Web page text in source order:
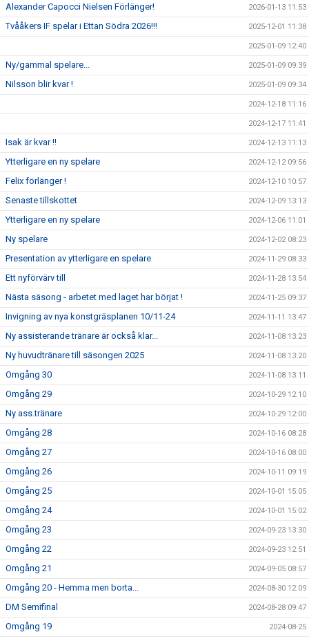
Alexander Capocci Nielsen Förlänger! 2026-01-13 11:53
Tvååkers IF spelar i Ettan Södra 2026!!! 2025-12-01 11:38
2025-01-09 12:40
Ny/gammal spelare... 2025-01-09 09:39
Nilsson blir kvar ! 2025-01-09 09:34
2024-12-18 11:16
2024-12-17 11:41
Isak är kvar !! 2024-12-13 11:13
Ytterligare en ny spelare 2024-12-12 09:56
Felix förlänger ! 2024-12-10 10:57
Senaste tillskottet 2024-12-09 13:13
Ytterligare en ny spelare 2024-12-06 11:01
Ny spelare 2024-12-02 08:23
Presentation av ytterligare en spelare 2024-11-29 08:33
Ett nyförvärv till 2024-11-28 13:54
Nästa säsong - arbetet med laget har börjat ! 2024-11-25 09:37
Invigning av nya konstgräsplanen 10/11-24 2024-11-11 13:47
Ny assisterande tränare är också klar... 2024-11-08 13:23
Ny huvudtränare till säsongen 2025 2024-11-08 13:20
Omgång 30 2024-11-08 13:11
Omgång 29 2024-10-29 12:10
Ny ass.tränare 2024-10-29 12:00
Omgång 28 2024-10-16 08:28
Omgång 27 2024-10-16 08:00
Omgång 26 2024-10-11 09:19
Omgång 25 2024-10-01 15:05
Omgång 24 2024-10-01 15:02
Omgång 23 2024-09-23 13:30
Omgång 22 2024-09-23 12:51
Omgång 21 2024-09-05 08:57
Omgång 20 - Hemma men borta... 2024-08-30 12:09
DM Semifinal 2024-08-28 09:47
Omgång 19 2024-08-25